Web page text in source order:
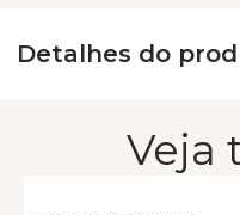
Detalhes do
Veja